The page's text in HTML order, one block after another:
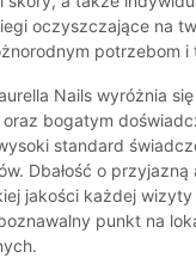
oczyszczające na
potrzebom i
Nails wyróżnia się
bogatym
standard
Dbałość o przyjazną
jakości każdej
punkt na